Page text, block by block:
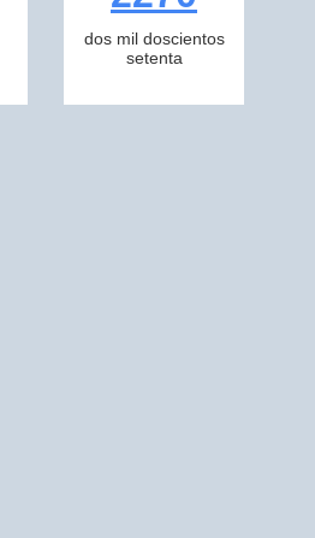
dos mil doscientos
setenta